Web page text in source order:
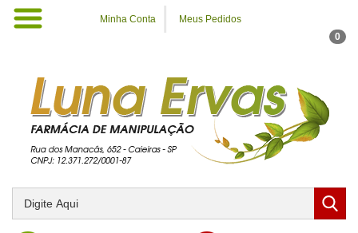
Minha Conta
Meus Pedidos
0